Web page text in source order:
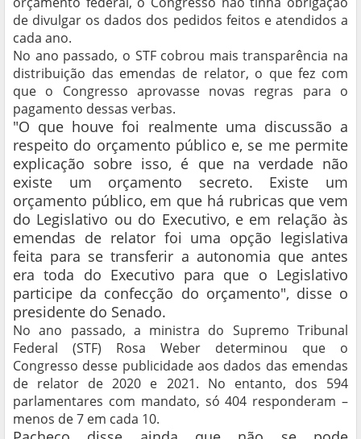
de divulgar os dados dos pedidos feitos e atendidos a
cada ano.
No ano passado, o STF cobrou mais transparência na
distribuição das emendas de relator, o que fez com
que o Congresso aprovasse novas regras para o
pagamento dessas verbas.
"O que houve foi realmente uma discussão a
respeito do orçamento público e, se me permite
explicação sobre isso, é que na verdade não
existe um orçamento secreto. Existe um
orçamento público, em que há rubricas que vem
do Legislativo ou do Executivo, e em relação às
emendas de relator foi uma opção legislativa
feita para se transferir a autonomia que antes
era toda do Executivo para que o Legislativo
participe da confecção do orçamento", disse o
presidente do Senado.
No ano passado, a ministra do Supremo Tribunal
Federal (STF) Rosa Weber determinou que o
Congresso desse publicidade aos dados das emendas
de relator de 2020 e 2021. No entanto, dos 594
parlamentares com mandato, só 404 responderam –
menos de 7 em cada 10.